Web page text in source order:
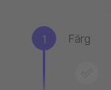
Färg